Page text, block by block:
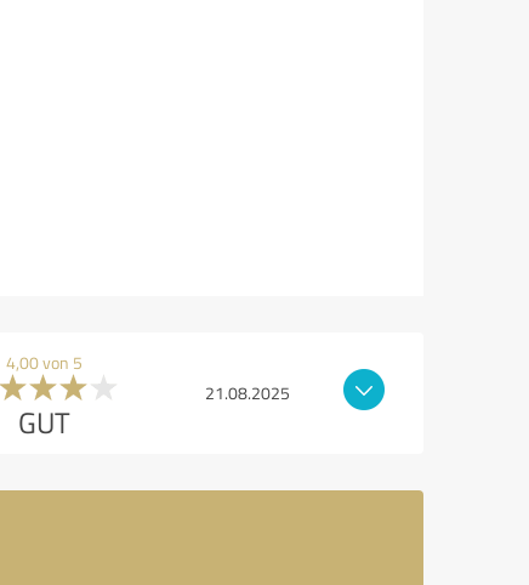
4,00 von 5
GUT
21.08.2025